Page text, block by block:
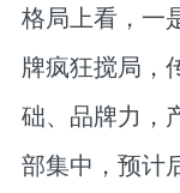
格局上看，一
牌疯狂搅局，
础、品牌力，
部集中，预计